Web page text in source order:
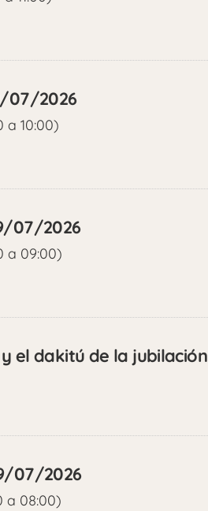
07/2026
a 10:00)
07/2026
a 09:00)
el dakitú de la jubilación
07/2026
a 08:00)